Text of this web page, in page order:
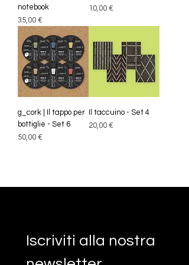
notebook
Prezzo
35,00 €
Prezzo
10,00 €
g_cork | Il tappo per
bottiglie - Set 6
Prezzo
50,00 €
Il taccuino - Set 4
Prezzo
20,00 €
Iscriviti alla nostra